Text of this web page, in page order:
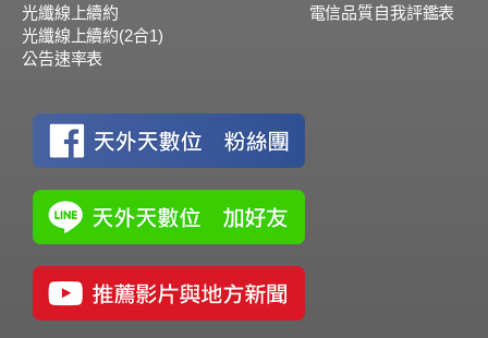
光纖線上續約
光纖線上續約(2合1)
公告速率表
電信品質自我評鑑表